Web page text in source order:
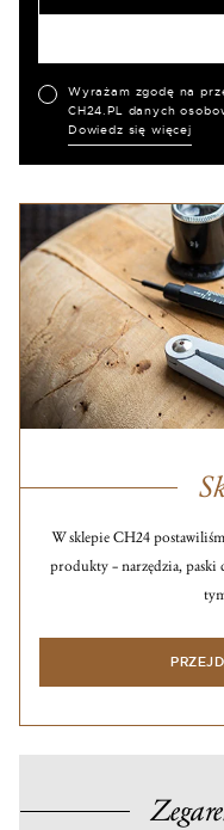
Wyrażam zgodę na
CH24.PL danych
Dowiedz się więcej
W sklepie CH24
produkty – narzędzia, paski